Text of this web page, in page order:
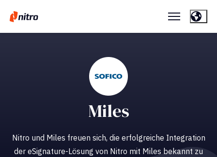
Miles
Nitro und Miles freuen sich, die erfolgreiche Integration
der eSignature-Lösung von Nitro mit Miles bekannt zu